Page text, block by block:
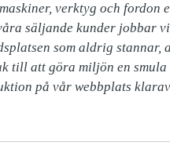
verktyg och fordon
säljande kunder jobbar
som aldrig stannar,
till att göra miljön en
på vår webbplats